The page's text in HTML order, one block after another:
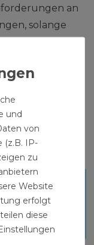
an
solange
zum
und
von
(z.B. IP-
zu
Website
erfolgt
diese